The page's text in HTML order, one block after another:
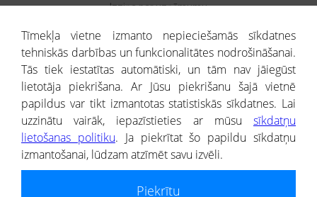
Izziņa par uzņēmumu
Dzimtas koks
Uzņēmumu atlase
Monitorings
Kredītizziņa par ārvalstu uzņēmumiem
® CREDITREFORM Latvija
SIA
Tīmekļa vietne izmanto nepieciešamās sīkdatnes
tehniskās darbības un funkcionalitātes nodrošināšanai.
Tās tiek iestatītas automātiski, un tām nav jāiegūst
lietotāja piekrišana. Ar Jūsu piekrišanu šajā vietnē
papildus var tikt izmantotas statistiskās sīkdatnes. Lai
uzzinātu vairāk, iepazīstieties ar mūsu sīkdatņu
lietošanas politiku. Ja piekrītat šo papildu sīkdatņu
izmantošanai, lūdzam atzīmēt savu izvēli.
Piekrītu